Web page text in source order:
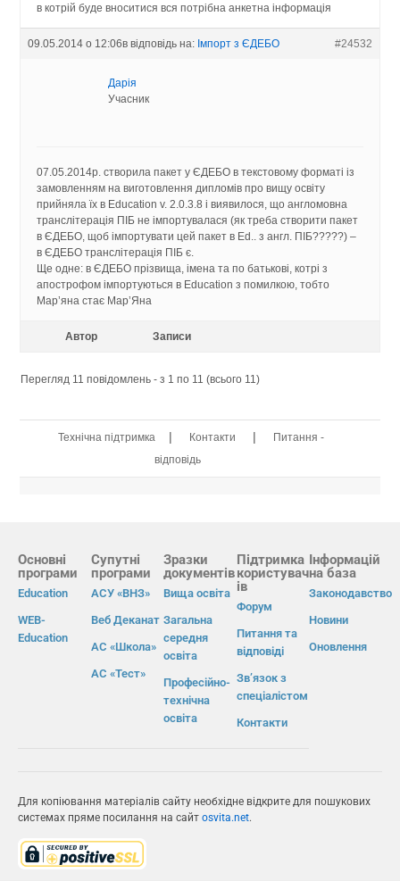
в котрій буде вноситися вся потрібна анкетна інформація
09.05.2014 о 12:06в відповідь на: Імпорт з ЄДЕБО #24532
Дарія
Учасник
07.05.2014р. створила пакет у ЄДЕБО в текстовому форматі із
замовленням на виготовлення дипломів про вищу освіту
прийняла їх в Education v. 2.0.3.8 і виявилося, що англомовна
транслітерація ПІБ не імпортувалася (як треба створити пакет
в ЄДЕБО, щоб імпортувати цей пакет в Ed.. з англ. ПІБ?????) –
в ЄДЕБО транслітерація ПІБ є.
Ще одне: в ЄДЕБО прізвища, імена та по батькові, котрі з
апострофом імпортуються в Education з помилкою, тобто
Мар’яна стає Мар’Яна
Автор Записи
Перегляд 11 повідомлень - з 1 по 11 (всього 11)
Технічна підтримка | Контакти |
Питання -
відповідь
Основні
програми
Education
WEB-
Education
Супутні
програми
АСУ «ВНЗ»
Веб Деканат
АС «Школа»
АС «Тест»
Зразки
документів
Вища освіта
Загальна
середня
освіта
Професійно-
технічна
освіта
Підтримка
користувач
ів
Форум
Питання та
відповіді
Зв’язок з
спеціалістом
Контакти
Інформацій
на база
Законодавство
Новини
Оновлення
Для копіювання матеріалів сайту необхідне відкрите для пошукових
системах пряме посилання на сайт osvita.net.